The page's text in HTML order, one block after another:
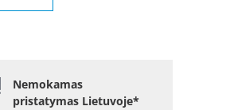
Nemokamas
pristatymas Lietuvoje*